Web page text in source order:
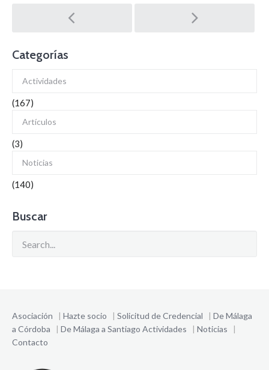
Post
navigation
Categorías
Actividades
(167)
Artículos
(3)
Noticias
(140)
Buscar
Asociación | Hazte socio | Solicitud de Credencial | De Málaga
a Córdoba | De Málaga a Santiago Actividades | Noticias |
Contacto